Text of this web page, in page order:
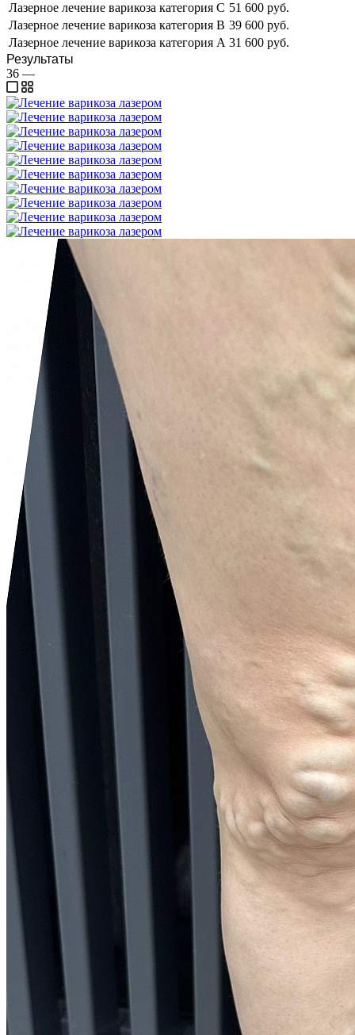
Лазерное лечение варикоза категория C 51 600 руб.
Лазерное лечение варикоза категория B 39 600 руб.
Лазерное лечение варикоза категория A 31 600 руб.
Результаты
36 —